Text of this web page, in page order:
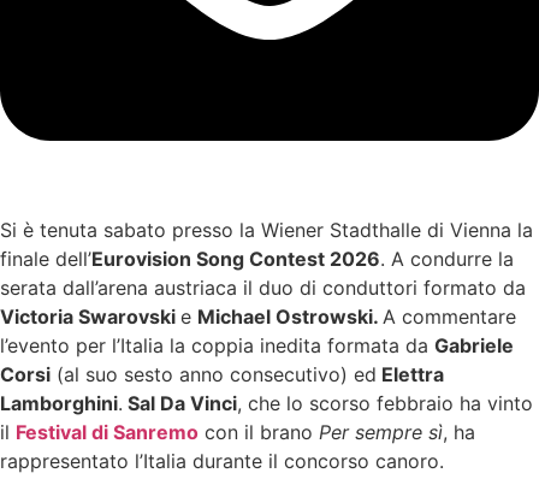
Si è tenuta sabato presso la Wiener Stadthalle di Vienna la
finale dell’Eurovision Song Contest 2026. A condurre la
serata dall’arena austriaca il duo di conduttori formato da
Victoria Swarovski e Michael Ostrowski. A commentare
l’evento per l’Italia la coppia inedita formata da Gabriele
Corsi (al suo sesto anno consecutivo) ed Elettra
Lamborghini. Sal Da Vinci, che lo scorso febbraio ha vinto
il Festival di Sanremo con il brano Per sempre sì, ha
rappresentato l’Italia durante il concorso canoro.